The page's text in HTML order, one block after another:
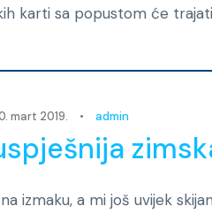
karti sa popustom će
mart 2019. • admin
izmaku, a mi još uvijek